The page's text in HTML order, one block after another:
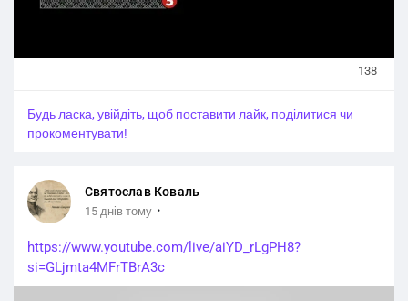
138
Будь ласка, увійдіть, щоб поставити лайк, поділитися чи
прокоментувати!
Святослав Коваль
15 днів тому ·
https://www.youtube.com/live/aiYD_rLgPH8?
si=GLjmta4MFrTBrA3c